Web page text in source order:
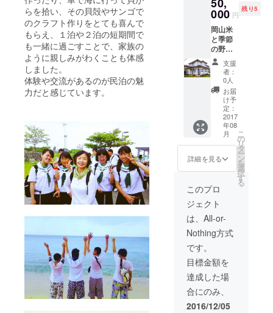
らを拾い、その貝殻やサンゴで
のクラフト作りをとても喜んで
もらえ、１泊や２泊の短期間で
も一緒に過ごすことで、家族の
ように親しみがわくことも体感
しました。
体験や交流があるのが民泊の魅
力だと感じています。
000 円
残り5
岡山米
と季節
の野菜
は「ほ
んどう
さん
ち」来
訪時に
手渡し
しま
す。 ご
希望の
利用日
程は先
着を優
先させ
ていた
だきま
す。
支援
者：
0人
お届
け予
定：
2017
年08
月
詳細を見る
こ
の
リ
タ
ー
ン
を
選
択
す
る
このプロ
ジェクト
は、All-or-
Nothing方式
です。
目標金額を
達成した場
合にのみ、
2016/12/05